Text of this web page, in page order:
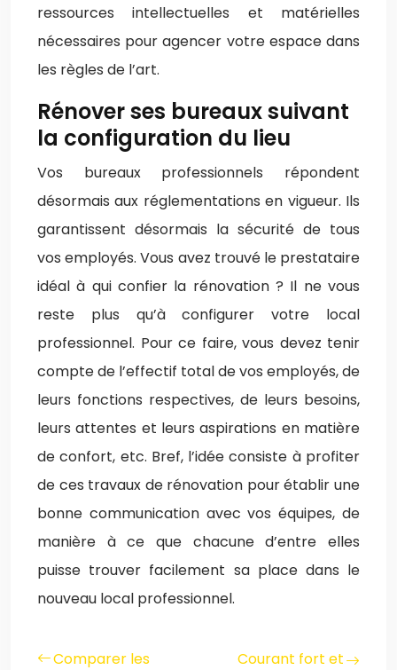
ressources intellectuelles et matérielles
nécessaires pour agencer votre espace dans
les règles de l’art.
Rénover ses bureaux suivant
la configuration du lieu
Vos bureaux professionnels répondent
désormais aux réglementations en vigueur. Ils
garantissent désormais la sécurité de tous
vos employés. Vous avez trouvé le prestataire
idéal à qui confier la rénovation ? Il ne vous
reste plus qu’à configurer votre local
professionnel. Pour ce faire, vous devez tenir
compte de l’effectif total de vos employés, de
leurs fonctions respectives, de leurs besoins,
leurs attentes et leurs aspirations en matière
de confort, etc. Bref, l’idée consiste à profiter
de ces travaux de rénovation pour établir une
bonne communication avec vos équipes, de
manière à ce que chacune d’entre elles
puisse trouver facilement sa place dans le
nouveau local professionnel.
Comparer les
Courant fort et